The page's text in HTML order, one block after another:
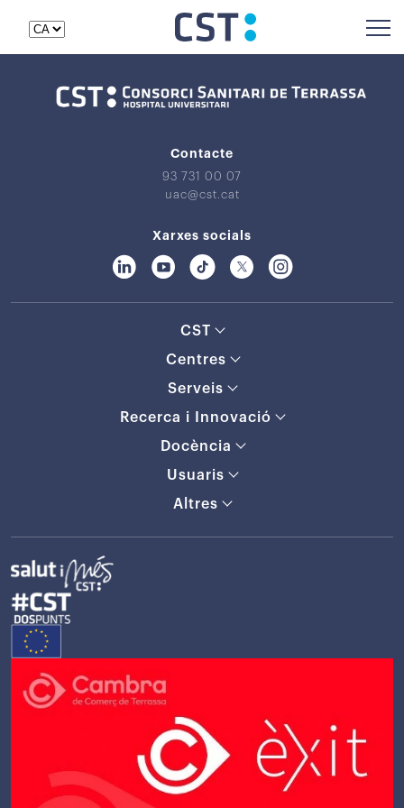
Contacte
93 731 00 07
uac@cst.cat
Xarxes socials
CST
Centres
Serveis
Recerca i Innovació
Docència
Usuaris
Altres